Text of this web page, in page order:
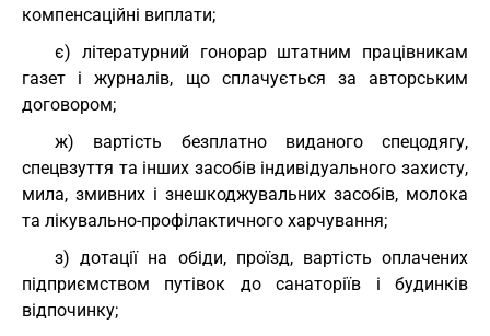
компенсаційні виплати;
є) літературний гонорар штатним працівникам
газет і журналів, що сплачується за авторським
договором;
ж) вартість безплатно виданого спецодягу,
спецвзуття та інших засобів індивідуального захисту,
мила, змивних і знешкоджувальних засобів, молока
та лікувально-профілактичного харчування;
з) дотації на обіди, проїзд, вартість оплачених
підприємством путівок до санаторіїв і будинків
відпочинку;